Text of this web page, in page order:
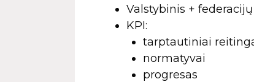
Valstybinis +
KPI:
tarptautiniai
normatyvai
progresas